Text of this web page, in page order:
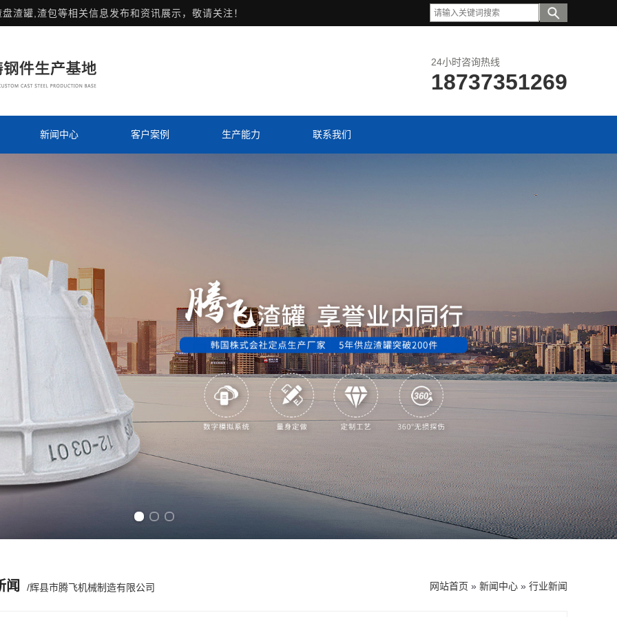
盘渣罐,渣包等相关信息发布和资讯展示，敬请关注！
24小时咨询热线
18737351269
新闻中心 客户案例 生产能力 联系我们
闻 /辉县市腾飞机械制造有限公司 网站首页 » 新闻中心 » 行业新闻